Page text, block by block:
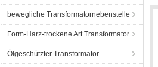
bewegliche Transformatornebenstelle
Form-Harz-trockene Art Transformator
Ölgeschützter Transformator